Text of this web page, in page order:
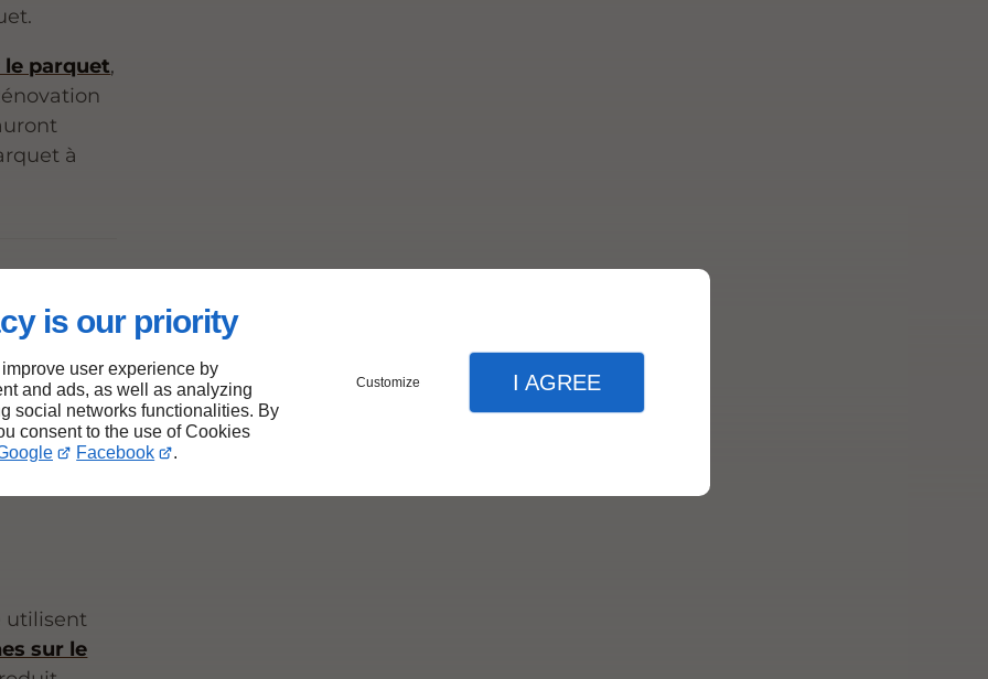
is our priority
user experience by
and ads, as well as analyzing
social networks functionalities. By
consent to the use of Cookies
Facebook .
Customize I AGREE
parquet,
à
utilisent
sur le